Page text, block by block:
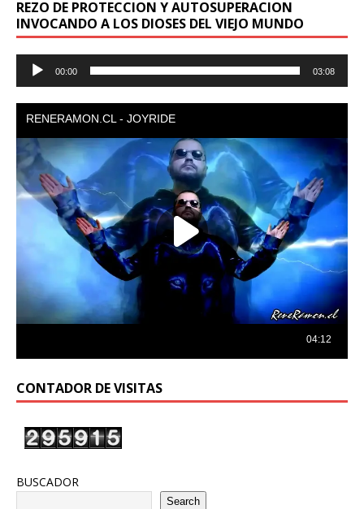
REZO DE PROTECCION Y AUTOSUPERACION
INVOCANDO A LOS DIOSES DEL VIEJO MUNDO
Reproductor
00:00 03:08
CONTADOR DE VISITAS
BUSCADOR
Search